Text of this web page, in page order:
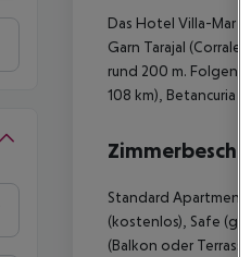
Das Hotel Villa-Mar
Garn Tarajal
rund 200 m.
108 km), Betancuria
Standard Apartment
(kostenlos), Safe
(Balkon oder